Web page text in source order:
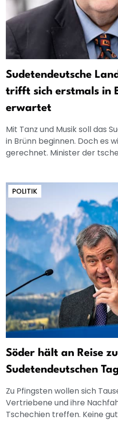
Sudetendeutsche
trifft sich erstmals in
erwartet
Mit Tanz und Musik soll das
in Brünn beginnen. Doch es
gerechnet. Minister der
POLITIK
Söder hält an Reise
Sudetendeutschen
Zu Pfingsten wollen sich
Vertriebene und ihre
Tschechien treffen. Keine